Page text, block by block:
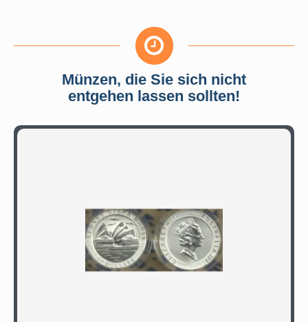
Münzen, die Sie sich nicht
entgehen lassen sollten!